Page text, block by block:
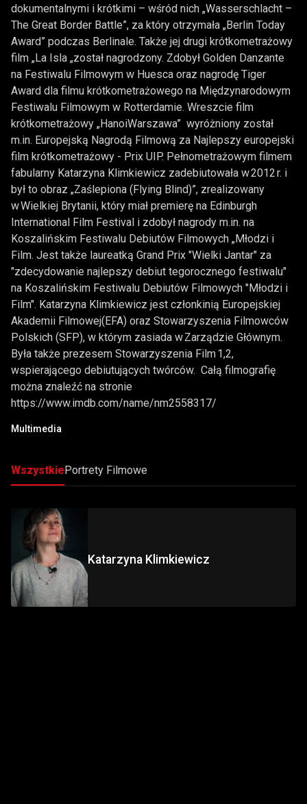
dokumentalnymi i krótkimi – wśród nich „Wasserschlacht –
The Great Border Battle”, za który otrzymała „Berlin Today
Award” podczas Berlinale. Także jej drugi krótkometrażowy
film „La Isla „został nagrodzony. Zdobył Golden Danzante
na Festiwalu Filmowym w Huesca oraz nagrodę Tiger
Award dla filmu krótkometrażowego na Międzynarodowym
Festiwalu Filmowym w Rotterdamie. Wreszcie film
krótkometrażowy „HanoiWarszawa” wyróżniony został
m.in. Europejską Nagrodą Filmową za Najlepszy europejski
film krótkometrażowy - Prix UIP. Pełnometrażowym filmem
fabularny Katarzyna Klimkiewicz zadebiutowała w 2012 r. i
był to obraz „Zaślepiona (Flying Blind)”, zrealizowany
w Wielkiej Brytanii, który miał premierę na Edinburgh
International Film Festival i zdobył nagrody m.in. na
Koszalińskim Festiwalu Debiutów Filmowych „Młodzi i
Film. Jest także laureatką Grand Prix "Wielki Jantar" za
"zdecydowanie najlepszy debiut tegorocznego festiwalu"
na Koszalińskim Festiwalu Debiutów Filmowych "Młodzi i
Film". Katarzyna Klimkiewicz jest członkinią Europejskiej
Akademii Filmowej(EFA) oraz Stowarzyszenia Filmowców
Polskich (SFP), w którym zasiada w Zarządzie Głównym.
Była także prezesem Stowarzyszenia Film 1,2,
wspierającego debiutujących twórców. Całą filmografię
można znaleźć na stronie
https://www.imdb.com/name/nm2558317/
Multimedia
WszystkiePortrety Filmowe
Katarzyna Klimkiewicz